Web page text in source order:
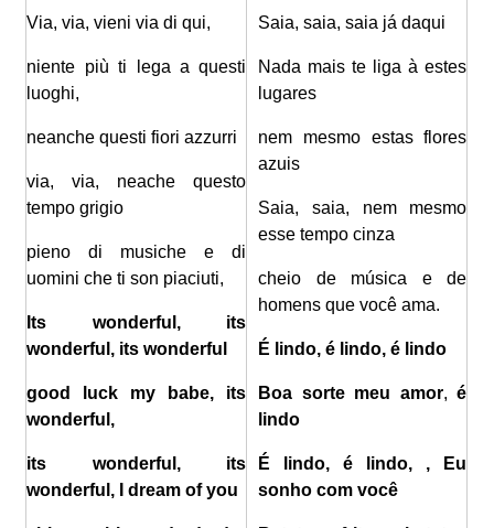
Via, via, vieni via di qui,
niente più ti lega a questi
luoghi,
neanche questi fiori azzurri
via, via, neache questo
tempo grigio
pieno di musiche e di
uomini che ti son piaciuti,
Its wonderful, its
wonderful, its wonderful
good luck my babe, its
wonderful,
its wonderful, its
wonderful, I dream of you
Saia, saia, saia já daqui
Nada mais te liga à estes
lugares
nem mesmo estas flores
azuis
Saia, saia, nem mesmo
esse tempo cinza
cheio de música e de
homens que você ama.
É lindo, é lindo, é lindo
Boa sorte meu amor,é
lindo
É lindo, é lindo, , Eu
sonho com você